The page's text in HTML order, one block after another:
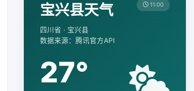
宝兴县天气
四川省 · 宝兴县
数据来源：腾讯官方API
11:00
27°